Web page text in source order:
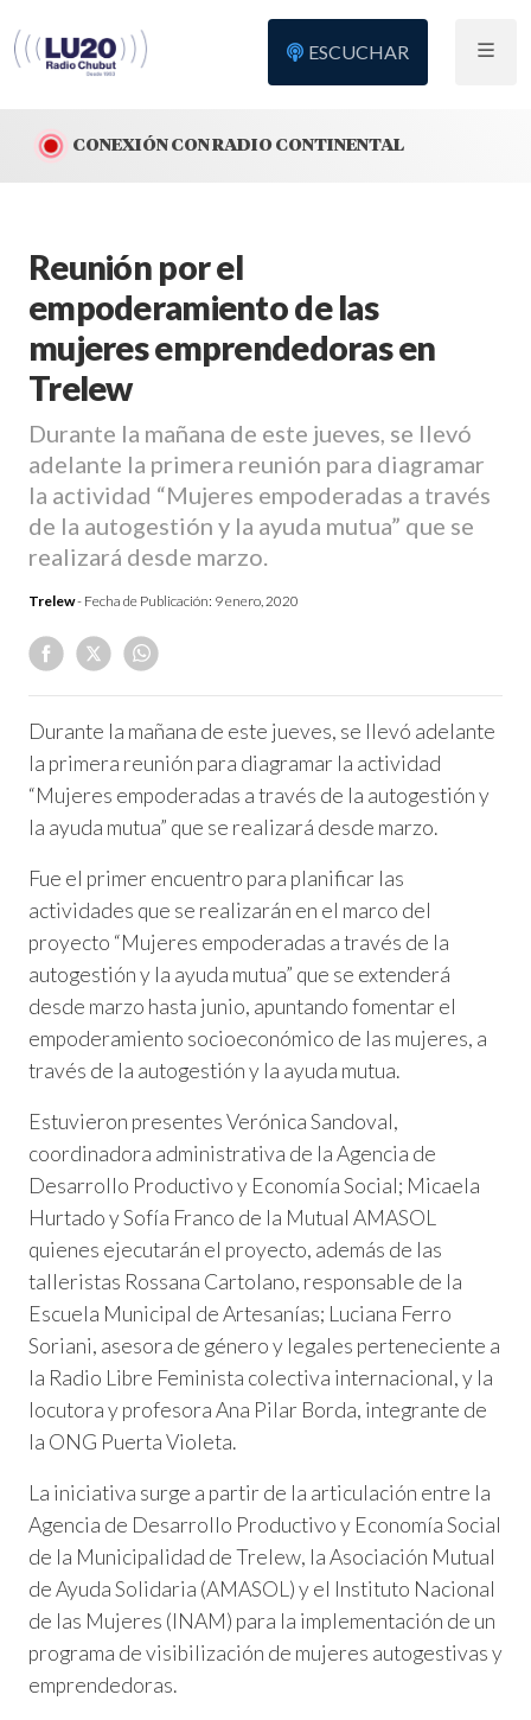
ESCUCHAR
CONEXIÓN CON RADIO CONTINENTAL
Reunión por el
empoderamiento de las
mujeres emprendedoras en
Trelew
Durante la mañana de este jueves, se llevó
adelante la primera reunión para diagramar
la actividad “Mujeres empoderadas a través
de la autogestión y la ayuda mutua” que se
realizará desde marzo.
Trelew- Fecha de Publicación: 9 enero, 2020
Durante la mañana de este jueves, se llevó adelante
la primera reunión para diagramar la actividad
“Mujeres empoderadas a través de la autogestión y
la ayuda mutua” que se realizará desde marzo.
Fue el primer encuentro para planificar las
actividades que se realizarán en el marco del
proyecto “Mujeres empoderadas a través de la
autogestión y la ayuda mutua” que se extenderá
desde marzo hasta junio, apuntando fomentar el
empoderamiento socioeconómico de las mujeres, a
través de la autogestión y la ayuda mutua.
Estuvieron presentes Verónica Sandoval,
coordinadora administrativa de la Agencia de
Desarrollo Productivo y Economía Social; Micaela
Hurtado y Sofía Franco de la Mutual AMASOL
quienes ejecutarán el proyecto, además de las
talleristas Rossana Cartolano, responsable de la
Escuela Municipal de Artesanías; Luciana Ferro
Soriani, asesora de género y legales perteneciente a
la Radio Libre Feminista colectiva internacional, y la
locutora y profesora Ana Pilar Borda, integrante de
la ONG Puerta Violeta.
La iniciativa surge a partir de la articulación entre la
Agencia de Desarrollo Productivo y Economía Social
de la Municipalidad de Trelew, la Asociación Mutual
de Ayuda Solidaria (AMASOL) y el Instituto Nacional
de las Mujeres (INAM) para la implementación de un
programa de visibilización de mujeres autogestivas y
emprendedoras.